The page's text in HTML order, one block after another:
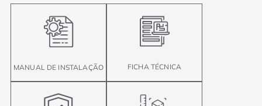
MANUAL DE INSTALAÇÃO FICHA TÉCNICA